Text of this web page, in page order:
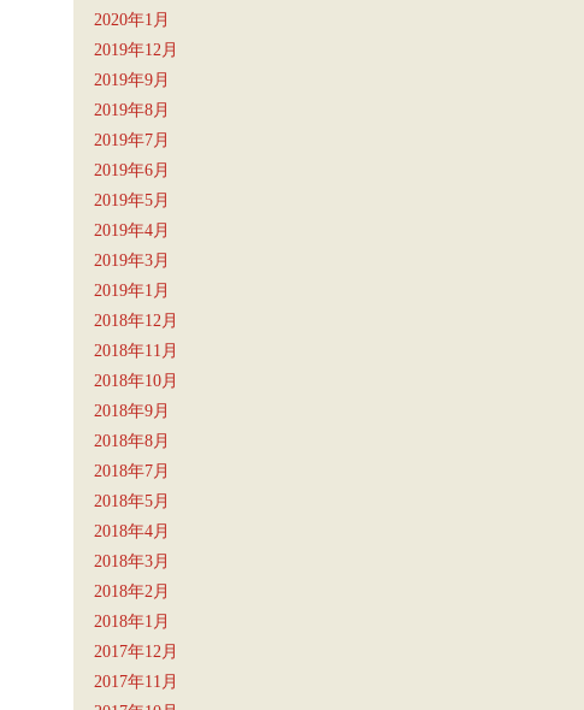
2020年1月
2019年12月
2019年9月
2019年8月
2019年7月
2019年6月
2019年5月
2019年4月
2019年3月
2019年1月
2018年12月
2018年11月
2018年10月
2018年9月
2018年8月
2018年7月
2018年5月
2018年4月
2018年3月
2018年2月
2018年1月
2017年12月
2017年11月